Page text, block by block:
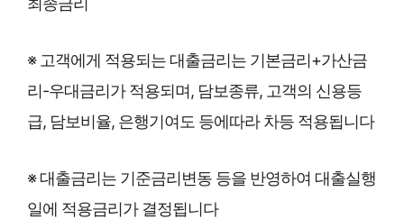
※ 고객에게 적용되는 대출금리는 기본금리+가산금
리-우대금리가 적용되며, 담보종류, 고객의 신용등
급, 담보비율, 은행기여도 등에따라 차등 적용됩니다
※ 대출금리는 기준금리변동 등을 반영하여 대출실행
일에 적용금리가 결정됩니다